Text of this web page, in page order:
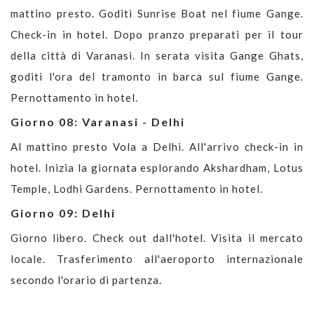
mattino presto. Goditi Sunrise Boat nel fiume Gange.
Check-in in hotel. Dopo pranzo preparati per il tour
della città di Varanasi. In serata visita Gange Ghats,
goditi l'ora del tramonto in barca sul fiume Gange.
Pernottamento in hotel.
Giorno 08: Varanasi - Delhi
Al mattino presto Vola a Delhi. All'arrivo check-in in
hotel. Inizia la giornata esplorando Akshardham, Lotus
Temple, Lodhi Gardens. Pernottamento in hotel.
Giorno 09: Delhi
Giorno libero. Check out dall'hotel. Visita il mercato
locale. Trasferimento all'aeroporto internazionale
secondo l'orario di partenza.